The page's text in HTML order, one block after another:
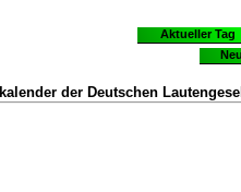
Aktueller Tag
der Deutschen